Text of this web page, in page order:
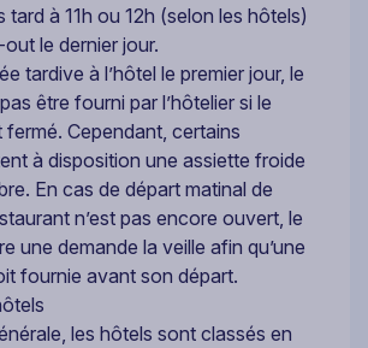
tard à 11h ou 12h (selon les hôtels)
le dernier jour.
tardive à l’hôtel le premier jour, le
être fourni par l’hôtelier si le
Cependant, certains
à disposition une assiette froide
En cas de départ matinal de
n’est pas encore ouvert, le
une demande la veille afin qu’une
fournie avant son départ.
les hôtels sont classés en